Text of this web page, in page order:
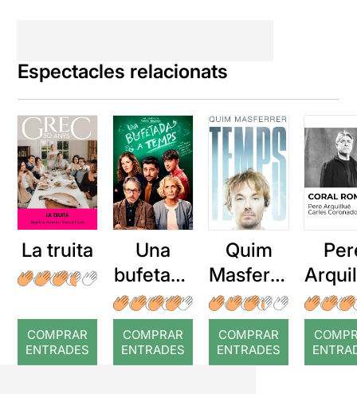
Espectacles relacionats
La truita
COMPRAR
ENTRADES
Una
bufetada
a temps
COMPRAR
ENTRADES
Quim
Masferre
r: Temps
COMPRAR
ENTRADES
: